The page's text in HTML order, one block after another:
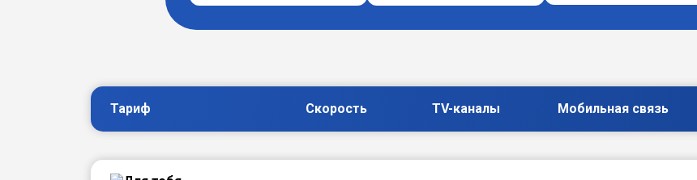
Тариф Скорость TV-каналы Мобильная связь